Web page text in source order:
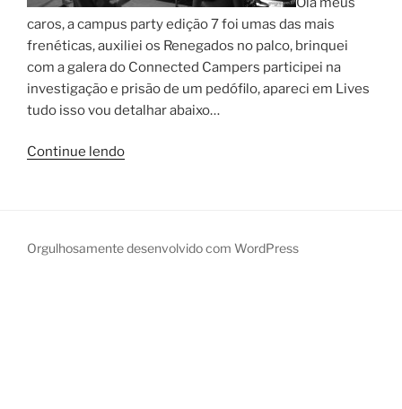
caros, a campus party edição 7 foi umas das mais
frenéticas, auxiliei os Renegados no palco, brinquei
com a galera do Connected Campers participei na
investigação e prisão de um pedófilo, apareci em Lives
tudo isso vou detalhar abaixo…
Continue lendo“Campus
Orgulhosamente desenvolvido com WordPress